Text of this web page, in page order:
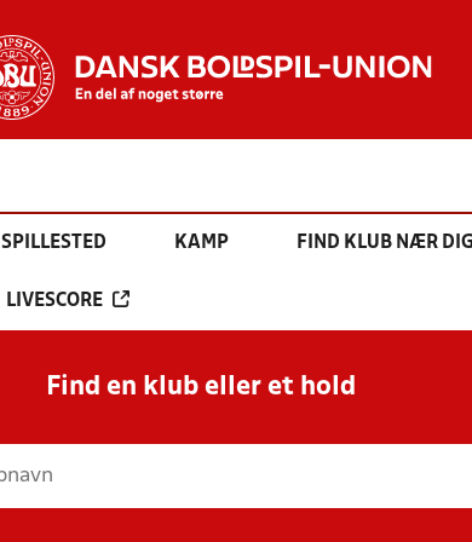
SPILLESTED KAMP FIND KLUB NÆR
LIVESCORE
Find en klub eller et hold